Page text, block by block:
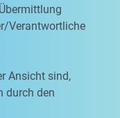
Verantwortliche
Ansicht sind,
durch den